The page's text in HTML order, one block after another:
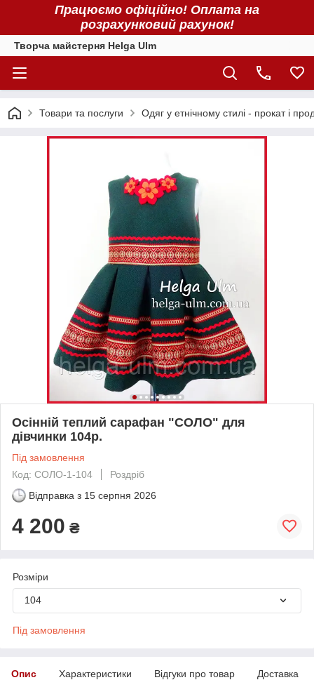
Працюємо офіційно! Оплата на
розрахунковий рахунок!
Творча майстерня Helga Ulm
Товари та послуги Одяг у етнічному стилі - прокат і
Осінній теплий сарафан "СОЛО" для
дівчинки 104р.
Під замовлення
Код: СОЛО-1-104
Роздріб
Відправка з 15 серпня 2026
4 200 ₴
Розміри
104
Під замовлення
Опис Характеристики Відгуки про товар Доставка